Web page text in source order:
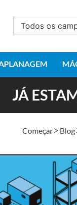
JÁ
Começar Blog